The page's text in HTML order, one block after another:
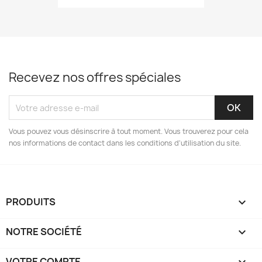
Recevez nos offres spéciales
Vous pouvez vous désinscrire à tout moment. Vous trouverez pour cela
nos informations de contact dans les conditions d'utilisation du site.
PRODUITS 
NOTRE SOCIÉTÉ 